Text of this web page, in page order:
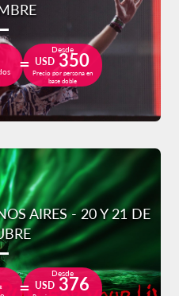
Desde
USD 350
Precio por persona en
base doble
AIRES - 20 Y 21 DE
Desde
USD 376